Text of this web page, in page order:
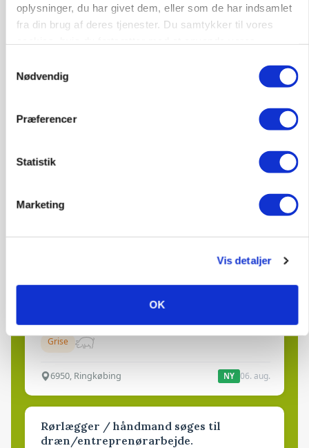
oplysninger, du har givet dem, eller som de har indsamlet
fra din brug af deres tjenester. Du samtykker til vores
Nødvendig
Præferencer
Statistik
Marketing
Vis detaljer
OK
Annonce
76ledige stillinger
Elevplads tilbydes ved Ringkøbing /
Grise
6950, Ringkøbing NY 06. aug.
Rørlægger / håndmand søges til
dræn/entreprenørarbejde.